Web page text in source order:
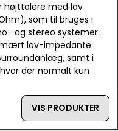
højttalere med lav
som til bruges i
og stereo systemer.
lav-impedante
samt i
der normalt kun
VIS PRODUKTER